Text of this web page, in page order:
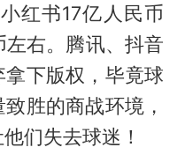
红书17亿人民币
右。腾讯、抖音
下版权，毕竟球
胜的商战环境，
们失去球迷！